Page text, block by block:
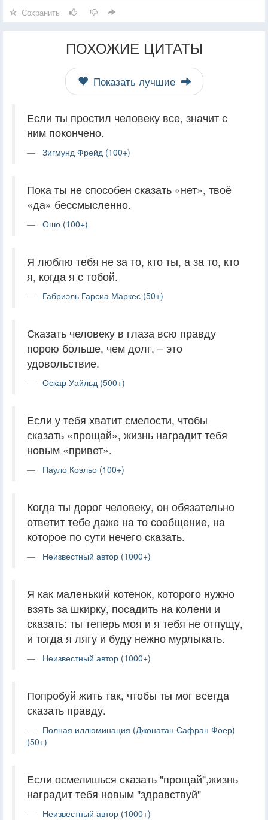
Сохранить
ПОХОЖИЕ ЦИТАТЫ
Показать лучшие
Если ты простил человеку все, значит с
ним покончено.
Зигмунд Фрейд (100+)
Пока ты не способен сказать «нет», твоё
«да» бессмысленно.
Ошо (100+)
Я люблю тебя не за то, кто ты, а за то, кто
я, когда я с тобой.
Габриэль Гарсиа Маркес (50+)
Сказать человеку в глаза всю правду
порою больше, чем долг, – это
удовольствие.
Оскар Уайльд (500+)
Если у тебя хватит смелости, чтобы
сказать «прощай», жизнь наградит тебя
новым «привет».
Пауло Коэльо (100+)
Когда ты дорог человеку, он обязательно
ответит тебе даже на то сообщение, на
которое по сути нечего сказать.
Неизвестный автор (1000+)
Я как маленький котенок, которого нужно
взять за шкирку, посадить на колени и
сказать: ты теперь моя и я тебя не отпущу,
и тогда я лягу и буду нежно мурлыкать.
Неизвестный автор (1000+)
Попробуй жить так, чтобы ты мог всегда
сказать правду.
Полная иллюминация (Джонатан Сафран Фоер)
(50+)
Если осмелишься сказать "прощай",жизнь
наградит тебя новым "здравствуй"
Неизвестный автор (1000+)